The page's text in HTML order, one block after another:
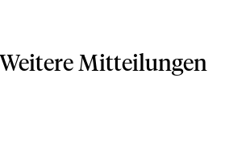
Weitere Mitteilungen